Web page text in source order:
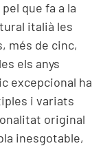
que fa a la
italià les
més de cinc,
els anys
excepcional ha
i variats
original
inesgotable,